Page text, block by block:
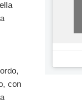
con